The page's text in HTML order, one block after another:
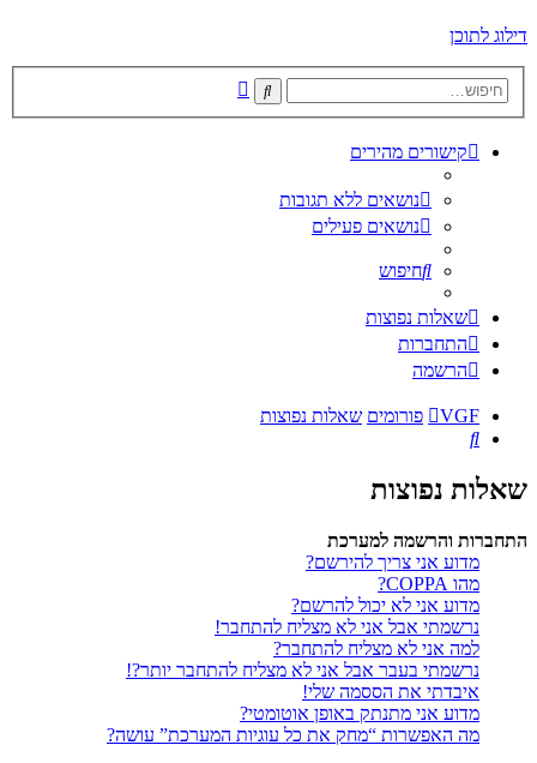
דילוג לתוכן
חיפוש
קישורים מהירים
נושאים ללא תגובות
נושאים פעילים
חיפוש
שאלות נפוצות
התחברות
הרשמה
VGF פורומים שאלות נפוצות
חיפוש
שאלות נפוצות
התחברות והרשמה למערכת
מדוע אני צריך להירשם?
מהו COPPA?
מדוע אני לא יכול להרשם?
נרשמתי אבל אני לא מצליח להתחבר!
למה אני לא מצליח להתחבר?
נרשמתי בעבר אבל אני לא מצליח להתחבר יותר?!
איבדתי את הססמה שלי!
מדוע אני מתנתק באופן אוטומטי?
מה האפשרות “מחק את כל עוגיות המערכת” עושה?